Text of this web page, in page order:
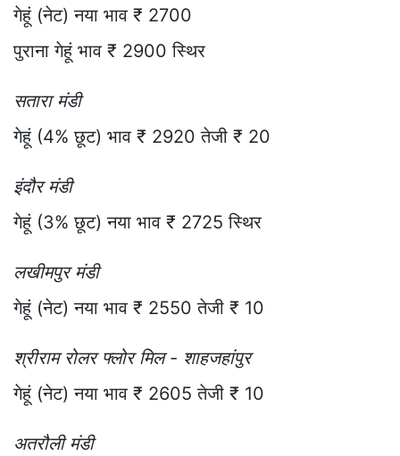
गेहूं (नेट) नया भाव ₹ 2700
पुराना गेहूं भाव ₹ 2900 स्थिर
सतारा मंडी
गेहूं (4% छूट) भाव ₹ 2920 तेजी ₹ 20
इंदौर मंडी
गेहूं (3% छूट) नया भाव ₹ 2725 स्थिर
लखीमपुर मंडी
गेहूं (नेट) नया भाव ₹ 2550 तेजी ₹ 10
श्रीराम रोलर फ्लोर मिल - शाहजहांपुर
गेहूं (नेट) नया भाव ₹ 2605 तेजी ₹ 10
अतरौली मंडी